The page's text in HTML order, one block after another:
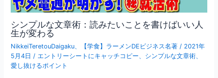
シンプルな文章術：読みたいことを書けばいい人
生が変わる
NikkeiTeretouDaigaku 【学食】ラーメンDEビジネス名著 / 2021年
5月4日 / エントリーシートにキャッチコピー シンプルな文章術
愛し抜けるポイント